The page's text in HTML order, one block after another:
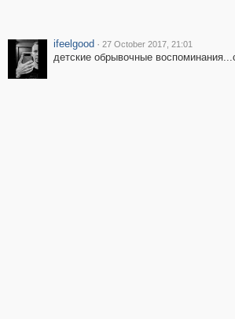
ifeelgood · 27 October 2017, 21:01
детские обрывочные